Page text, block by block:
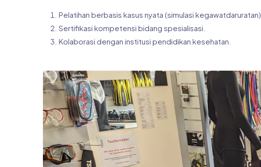
Pelatihan berbasis kasus nyata (simulasi kegawatdaruratan).
Sertifikasi kompetensi bidang spesialisasi.
Kolaborasi dengan institusi pendidikan kesehatan.